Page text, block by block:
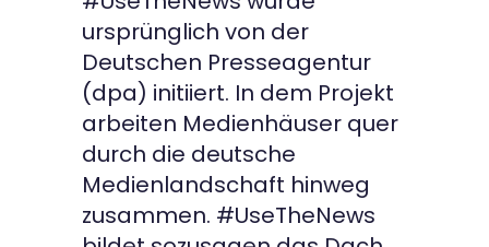
ursprünglich von der
Deutschen Presseagentur
(dpa) initiiert. In dem Projekt
arbeiten Medienhäuser quer
durch die deutsche
Medienlandschaft hinweg
zusammen. #UseTheNews